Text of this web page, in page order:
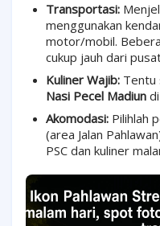
Transportasi:
menggunakan
motor/mobil.
cukup jauh dari
Kuliner Wajib: Tentu
Nasi Pecel Madiun
Akomodasi: Pilihlah
(area Jalan
PSC dan kuliner